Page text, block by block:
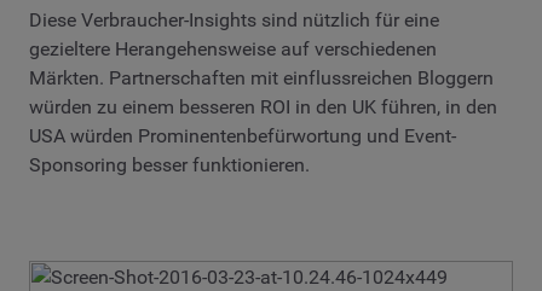
Diese Verbraucher-Insights sind nützlich für eine
gezieltere Herangehensweise auf verschiedenen
Märkten. Partnerschaften mit einflussreichen Bloggern
würden zu einem besseren ROI in den UK führen, in den
USA würden Prominentenbefürwortung und Event-
Sponsoring besser funktionieren.